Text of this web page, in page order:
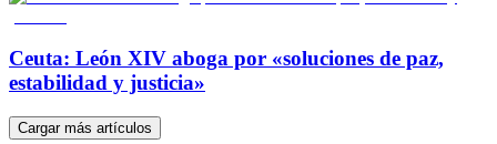
Ceuta: León XIV aboga por «soluciones de paz,
estabilidad y justicia»
Cargar más artículos